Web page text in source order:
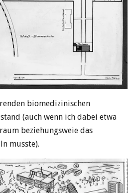
biomedizinischen
(auch wenn ich dabei etwa
beziehungsweie das
musste).